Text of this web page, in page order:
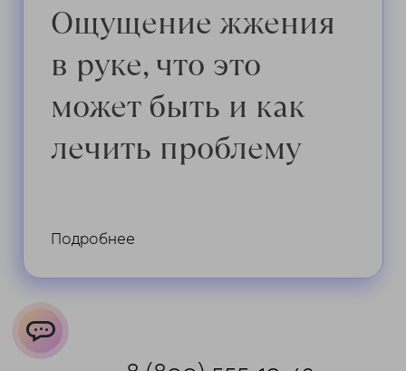
Ощущение жжения
в руке, что это
может быть и как
лечить проблему
Подробнее